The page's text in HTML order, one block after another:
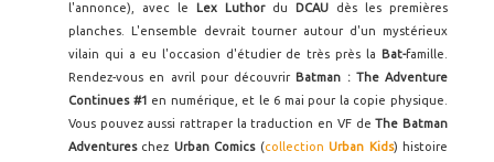
l'annonce), avec le Lex Luthordu DCAU dès les premières
planches. L'ensemble devrait tourner autour d'un mystérieux
vilain qui a eu l'occasion d'étudier de très près la Bat-famille.
Rendez-vous en avril pour découvrir Batman : The Adventure
Continues #1 en numérique, et le 6 mai pour la copie physique.
Vous pouvez aussi rattraper la traduction en VF deThe Batman
Adventureschez Urban Comics(collectionUrban Kids) histoire